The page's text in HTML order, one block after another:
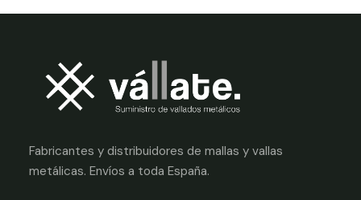
Fabricantes y distribuidores de mallas y vallas
metálicas. Envíos a toda España.